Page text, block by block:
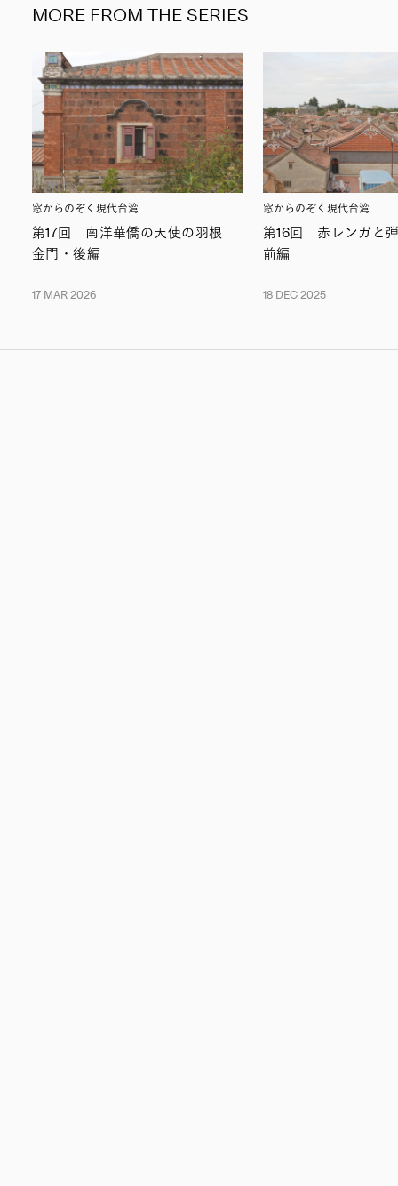
MORE FROM THE SERIES
窓からのぞく現代台湾
第17回 南洋華僑の天使の羽根
金門・後編
17 MAR 2026
窓からのぞく現代台湾
第16回 赤レンガと
前編
18 DEC 2025